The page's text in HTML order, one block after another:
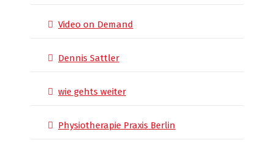
Video on Demand
Dennis Sattler
wie gehts weiter
Physiotherapie Praxis Berlin